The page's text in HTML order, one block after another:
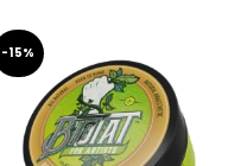
sur
la
page
du
produit
-15%